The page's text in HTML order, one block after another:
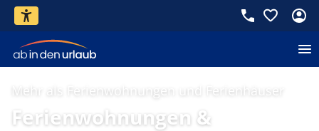
Mehr als Ferienwohnungen und Ferienhäuser
Ferienwohnungen &